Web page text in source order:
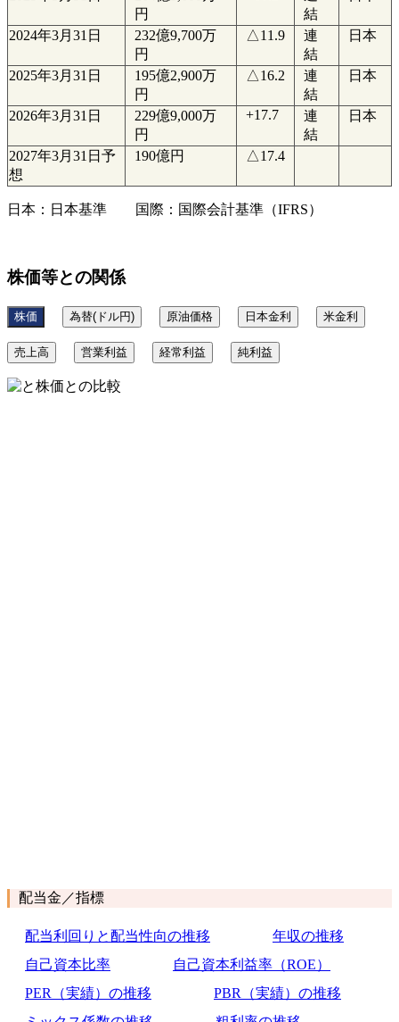
円
結
2024年3月31日
232億9,700万
円
△11.9
連
結
日本
2025年3月31日
195億2,900万
円
△16.2
連
結
日本
2026年3月31日
229億9,000万
円
+17.7
連
結
日本
2027年3月31日予
想
190億円 △17.4
日本：日本基準 国際：国際会計基準（IFRS）
株価等との関係
株価 為替(ドル円) 原油価格 日本金利 米金利
売上高 営業利益 経常利益 純利益
配当金／指標
配当利回りと配当性向の推移
年収の推移
自己資本比率
自己資本利益率（ROE）
PER（実績）の推移
PBR（実績）の推移